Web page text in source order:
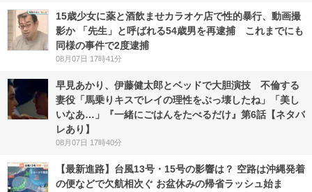
15歳少女に薬と酒飲ませカラオケ店で性的暴行、動画撮
影か 「先生」と呼ばれる54歳男を再逮捕 これまでにも
同様の事件で2度逮捕
08月07日 17時41分
早見あかり、伊藤健太郎とベッドで大胆演技 不倫する
妻役「馬乗りキスでレイの理性をぶっ壊したね」「美し
いなあ…」『一緒にごはんをたべるだけ』第6話【ネタバ
レあり】
08月07日 17時40分
【最新進路】台風13号・15号の影響は？ 空路は沖縄発着
の便などで欠航相次ぐ お盆休みの帰省ラッシュ始ま